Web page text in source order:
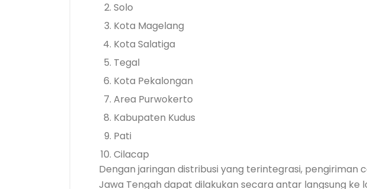
Solo
Kota Magelang
Kota Salatiga
Tegal
Kota Pekalongan
Area Purwokerto
Kabupaten Kudus
Pati
Cilacap
Dengan jaringan distribusi yang terintegrasi, pengiriman
Jawa Tengah dapat dilakukan secara antar langsung ke